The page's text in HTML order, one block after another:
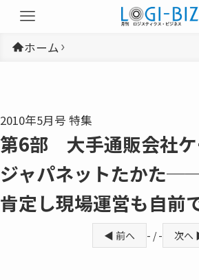
ホーム
2010年5月号 特集
第6部 大手通販会社ケ
ジャパネットたかた
肯定し現場運営も自前
◀ 前へ - / - 次へ